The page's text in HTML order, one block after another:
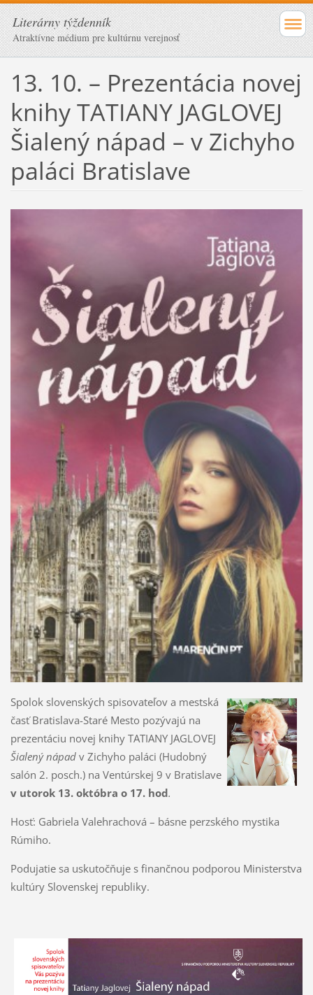
Literárny týždenník
Atraktívne médium pre kultúrnu verejnosť
13. 10. – Prezentácia novej
knihy TATIANY JAGLOVEJ
Šialený nápad – v Zichyho
paláci Bratislave
Spolok slovenských spisovateľov a mestská
časť Bratislava-Staré Mesto pozývajú na
prezentáciu novej knihy TATIANY JAGLOVEJ
Šialený nápad v Zichyho paláci (Hudobný
salón 2. posch.) na Ventúrskej 9 v Bratislave
v utorok 13. októbra o 17. hod.
Hosť: Gabriela Valehrachová – básne perzského mystika
Rúmiho.
Podujatie sa uskutočňuje s finančnou podporou Ministerstva
kultúry Slovenskej republiky.